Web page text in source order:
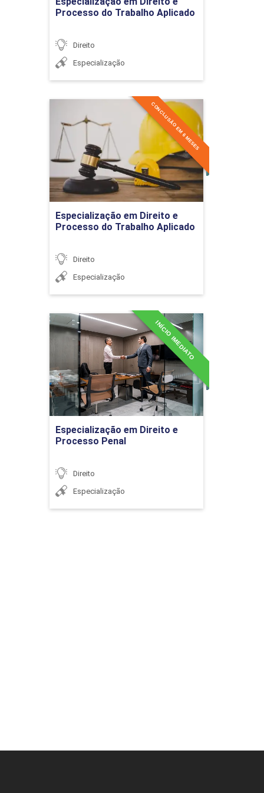
Aspectos da cognição
Processo do Trabalho Aplicado
Direito
Especialização
Especialização em Direito e
Processo do Trabalho Aplicado
CONCLUSÃO EM 6 MESES
Direito
Especialização
Especialização em Direito e
Processo do Trabalho
Aplicado
Detalhes do curso
Especialização em Direito e
Processo Penal
INÍCIO IMEDIATO
Direito
Especialização
Especialização em Direito e
Processo Penal
Detalhes do curso
Ir para Inscrição